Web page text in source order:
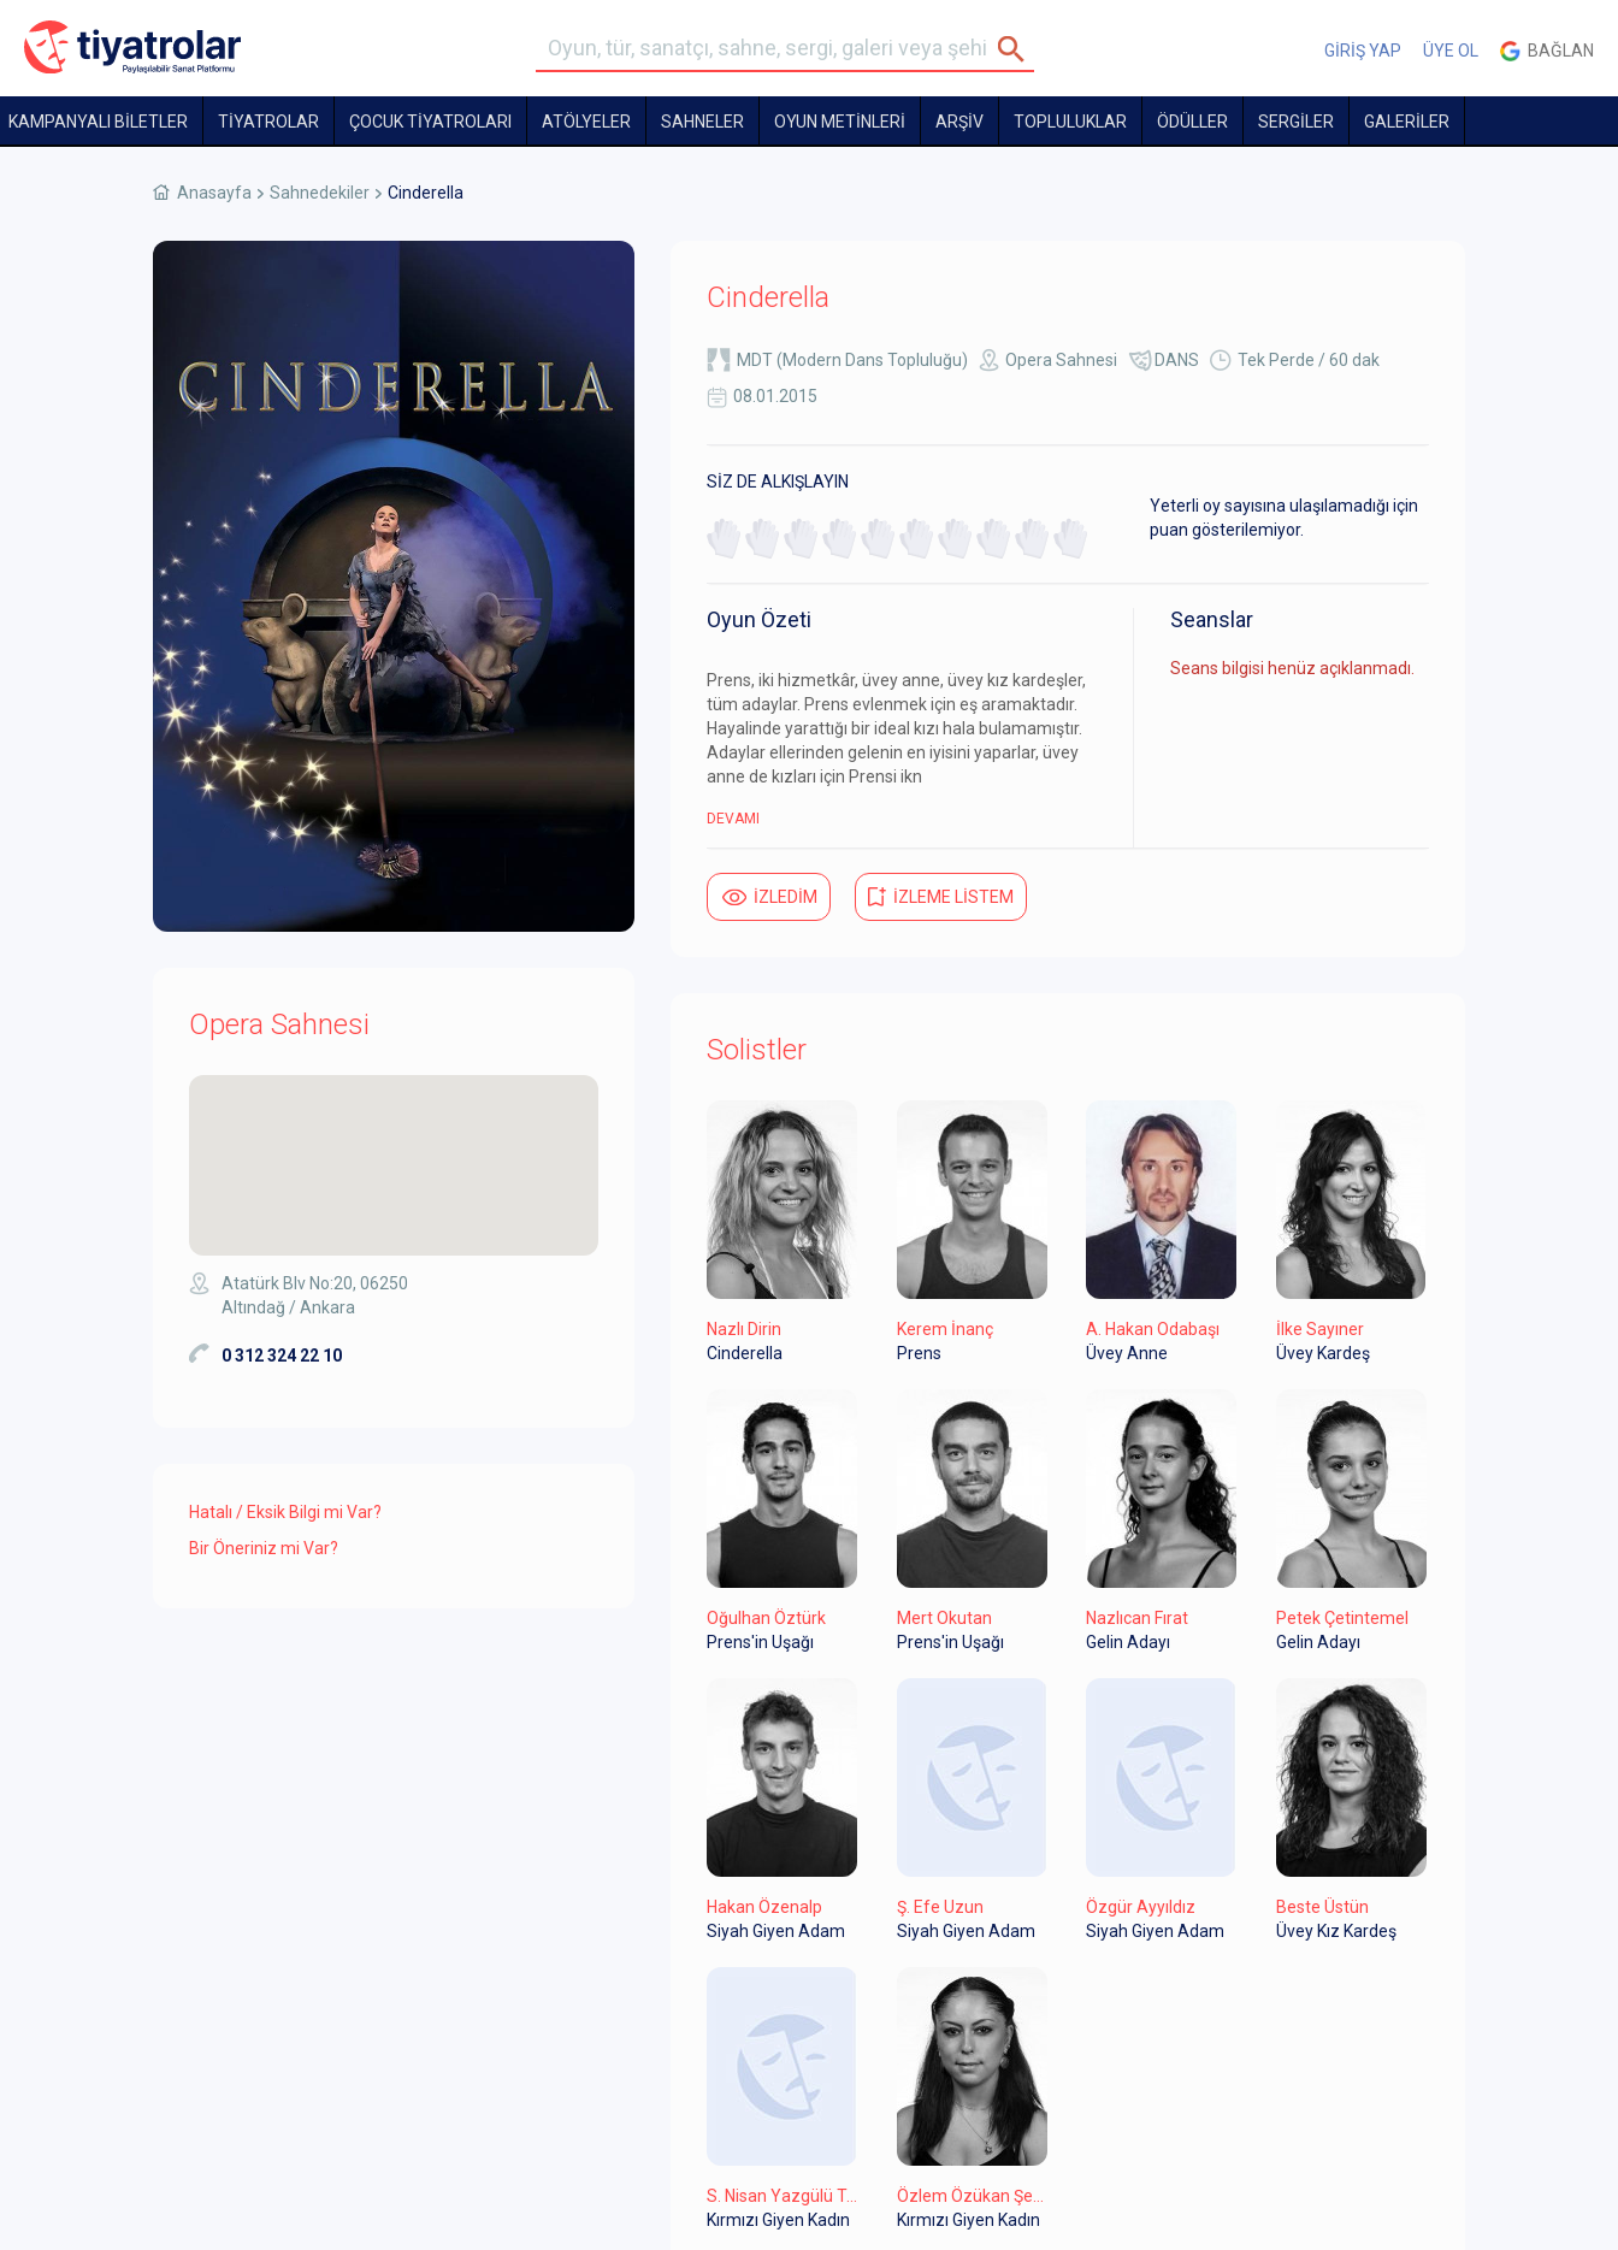
GİRİŞ YAP ÜYE OL BAĞLAN
KAMPANYALI BİLETLER TİYATROLAR ÇOCUK TIYATROLARI ATÖLYELER SAHNELER OYUN METİNLERİ ARŞİV TOPLULUKLAR ÖDÜLLER SERGİLER GALERİLER
Anasayfa Sahnedekiler Cinderella
Opera Sahnesi
Atatürk Blv No:20, 06250
Altındağ / Ankara
0 312 324 22 10
Hatalı / Eksik Bilgi mi Var?
Bir Öneriniz mi Var?
Cinderella
MDT (Modern Dans Topluluğu) Opera Sahnesi DANS
Tek Perde / 60 dak
08.01.2015
SİZ DE ALKIŞLAYIN
Yeterli oy sayısına ulaşılamadığı için
puan gösterilemiyor.
Oyun Özeti
Prens, iki hizmetkâr, üvey anne, üvey kız kardeşler,
tüm adaylar. Prens evlenmek için eş aramaktadır.
Hayalinde yarattığı bir ideal kızı hala bulamamıştır.
Adaylar ellerinden gelenin en iyisini yaparlar, üvey
anne de kızları için Prensi ikn
DEVAMI
Seanslar
Seans bilgisi henüz açıklanmadı.
İZLEDİM İZLEME LİSTEM
Solistler
Nazlı Dirin
Cinderella
Kerem İnanç
Prens
A. Hakan Odabaşı
Üvey Anne
İlke Sayıner
Üvey Kardeş
Oğulhan Öztürk
Prens'in Uşağı
Mert Okutan
Prens'in Uşağı
Nazlıcan Fırat
Gelin Adayı
Petek Çetintemel
Gelin Adayı
Hakan Özenalp
Siyah Giyen Adam
Ş. Efe Uzun
Siyah Giyen Adam
Özgür Ayyıldız
Siyah Giyen Adam
Beste Üstün
Üvey Kız Kardeş
S. Nisan Yazgülü Ter
Kırmızı Giyen Kadın
Kırmızı Giyen Kadın